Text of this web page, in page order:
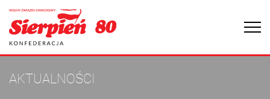
AKTUALNOŚCI